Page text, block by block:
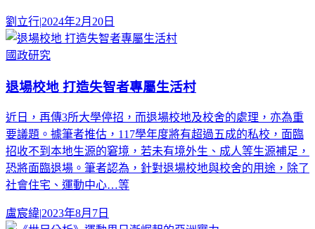
劉立行|2024年2月20日
國政研究
退場校地 打造失智者專屬生活村
近日，再傳3所大學停招，而退場校地及校舍的處理，亦為重
要議題。據筆者推估，117學年度將有超過五成的私校，面臨
招收不到本地生源的窘境，若未有境外生、成人等生源補足，
恐將面臨退場。筆者認為，針對退場校地與校舍的用途，除了
社會住宅、運動中心…等
盧宸緯|2023年8月7日